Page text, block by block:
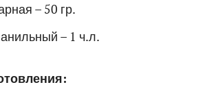
– 50 гр.
– 1 ч.л.